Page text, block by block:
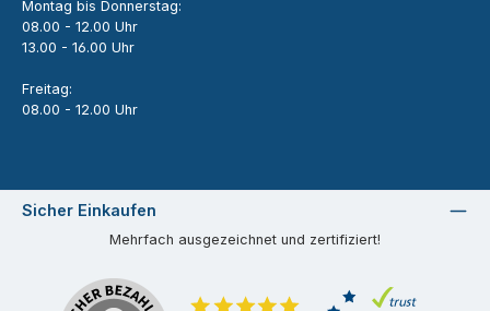
Montag bis Donnerstag:
08.00 - 12.00 Uhr
13.00 - 16.00 Uhr
Freitag:
08.00 - 12.00 Uhr
Sicher Einkaufen
Mehrfach ausgezeichnet und zertifiziert!